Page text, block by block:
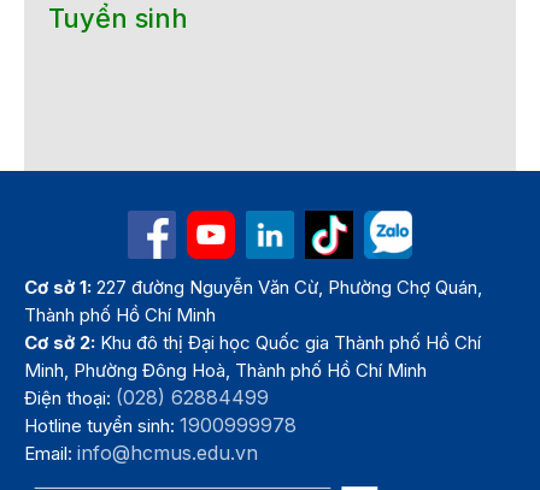
Tuyển sinh
Cơ sở 1: 227 đường Nguyễn Văn Cừ, Phường Chợ Quán,
Thành phố Hồ Chí Minh
Cơ sở 2: Khu đô thị Đại học Quốc gia Thành phố Hồ Chí
Minh, Phường Đông Hoà, Thành phố Hồ Chí Minh
Điện thoại: (028) 62884499
Hotline tuyển sinh:1900999978
Email:info@hcmus.edu.vn